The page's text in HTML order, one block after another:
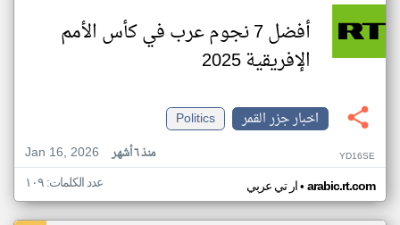
أفضل 7 نجوم عرب في كأس الأمم
الإفريقية 2025
اخبار جزر القمر
Politics
Jan 16, 2026
منذ ٦ أشهر YD16SE
ار تي عربي• arabic.rt.com عدد الكلمات: ١٠٩